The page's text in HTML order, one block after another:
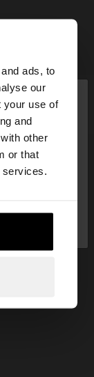
ads, to
our
your use of
and
other
or that
×
parcurgeți